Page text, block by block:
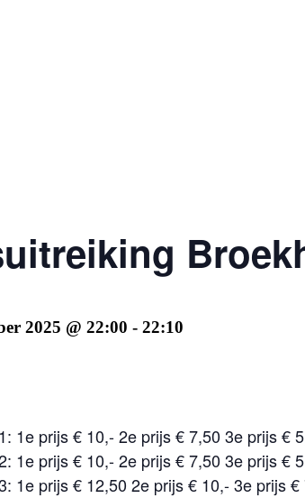
2025 @ 22:00 - 22:10
1e prijs € 10,- 2e prijs € 7,50 3e prijs €
1e prijs € 10,- 2e prijs € 7,50 3e prijs €
1e prijs € 12,50 2e prijs € 10,- 3e prijs €